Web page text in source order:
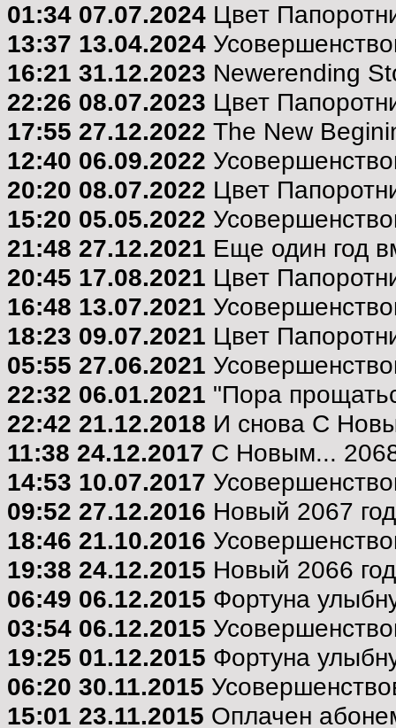
01:34 07.07.2024Цвет
13:37 13.04.2024
16:21 31.12.2023 Newerending
22:26 08.07.2023 Цвет
17:55 27.12.2022 The New
12:40 06.09.2022
20:20 08.07.2022 Цвет
15:20 05.05.2022
21:48 27.12.2021 Еще один год
20:45 17.08.2021 Цвет
16:48 13.07.2021
18:23 09.07.2021 Цвет
05:55 27.06.2021
22:32 06.01.2021 "Пора
22:42 21.12.2018 И снова С
11:38 24.12.2017 С Новым...
14:53 10.07.2017
09:52 27.12.2016 Новый 2067
18:46 21.10.2016
19:38 24.12.2015 Новый 2066 год
06:49 06.12.2015 Фортуна
03:54 06.12.2015
19:25 01.12.2015 Фортуна
06:20 30.11.2015
15:01 23.11.2015 Оплачен